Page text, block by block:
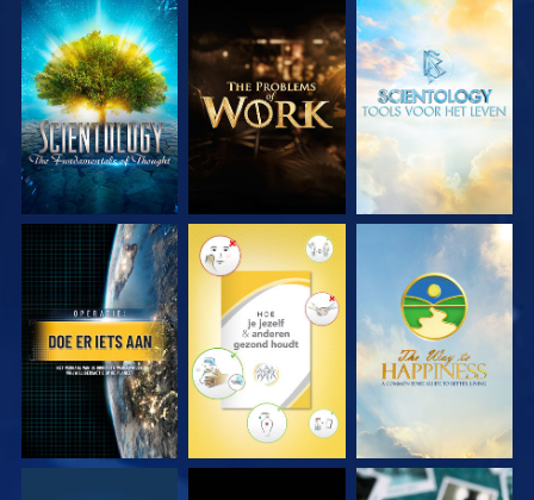
VERKEN DE SERIE VERKEN DE SERIE VERKEN DE SERIE
KIJK KIJK KIJK